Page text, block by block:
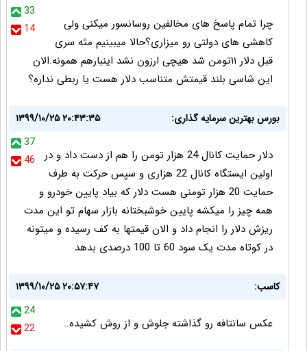
33
14
چرا تمام پاسخ های مخالفین روسانسور میکنی ولی
کاهشی های دولتی رو میزاری؟حالا میبینیم مثه سری
قبل دلار ۱۱تومن شد هیچی ارزون نشد اینبارهم همونه.الان
این شاسی بلند قیمتش متناسب دلار هست یا ربطی نداره؟
بورس بهترین سرمایه گذاری:
۱۳۹۹/۱۰/۲۵ ۲۰:۴۳:۳۵
37
46
دلار حمایت کانال 24 هزار تومن را هم از دست داد و در
اولین ایستگاه کانال 22 هزاری و سپس حرکت به طرف
حمایت 20 هزار تومنی هست دلار که بیاد پایین خودرو و
همه چیز را میکشه پایین خوشبختانه بازار سهام تو این مدت
ریزش دلار را انجام داد و الان قیمتها به کف رسیده و میتونه
در کوتاه مدت یک سود 60 تا 100 درصدی بدهد
کاسب:
۱۳۹۹/۱۰/۲۵ ۲۰:۵۷:۴۷
24
22
عکس سانتافه رو گذاشته جلوش و از روش کشیده..